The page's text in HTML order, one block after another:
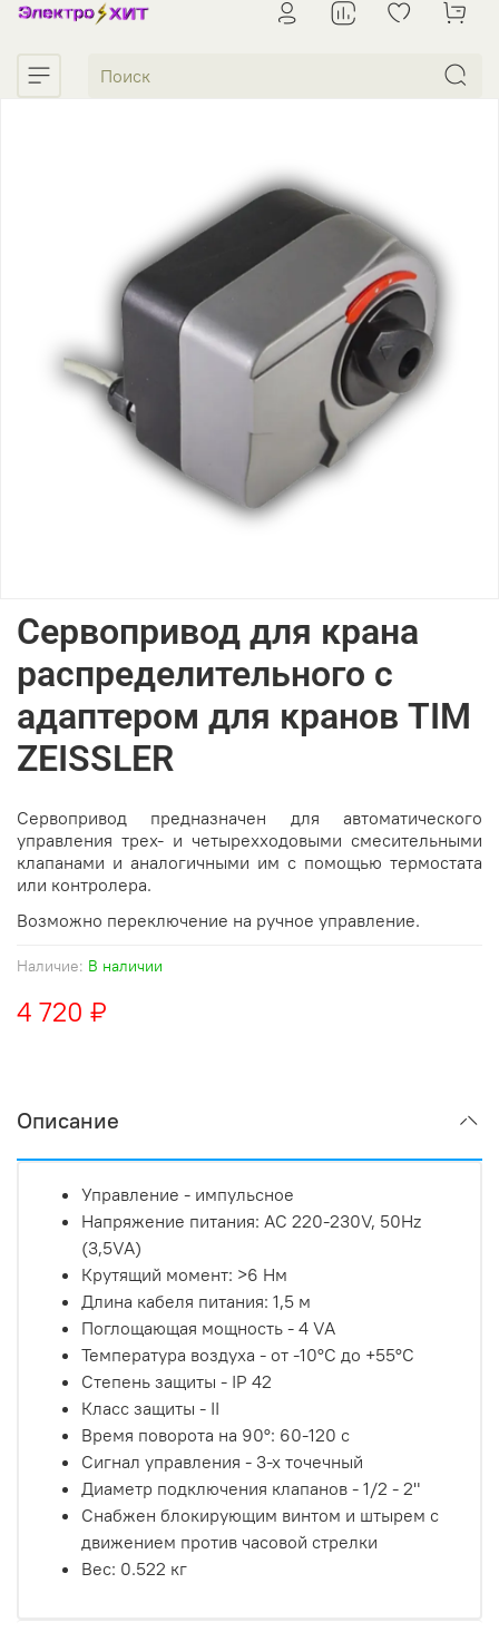
Наличие: В наличии
Сервопривод для крана
распределительного с
адаптером для кранов TIM
ZEISSLER
4 720 ₽
Сервопривод предназначен для автоматического
управления трех- и четырехходовыми смесительными
клапанами и аналогичными им с помощью термостата
или контролера.
Возможно переключение на ручное управление.
Описание
Управление - импульсное
Напряжение питания: AC 220-230V, 50Hz
(3,5VA)
Крутящий момент: >6 Нм
Длина кабеля питания: 1,5 м
Поглощающая мощность - 4 VA
Температура воздуха - от -10°С до +55°С
Степень защиты - IP 42
Класс защиты - II
Время поворота на 90°: 60-120 с
Сигнал управления - 3-х точечный
Диаметр подключения клапанов - 1/2 - 2"
Снабжен блокирующим винтом и штырем с
движением против часовой стрелки
Вес: 0.522 кг